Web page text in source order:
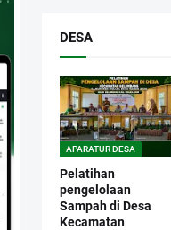
DESA
APARATUR DESA
Pelatihan
pengelolaan
Sampah di Desa
Kecamatan